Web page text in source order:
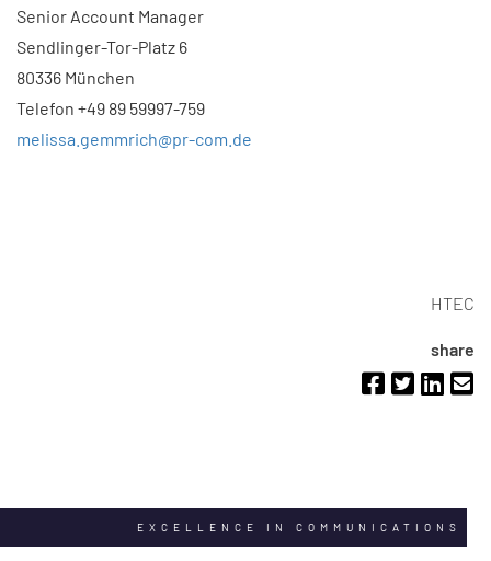
Senior Account Manager
Sendlinger-Tor-Platz 6
80336 München
Telefon +49 89 59997-759
melissa.gemmrich@pr-com.de
HTEC
share
EXCELLENCE IN COMMUNICATIONS